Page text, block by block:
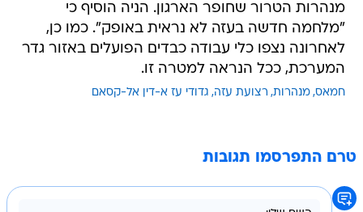
מנהרות הטרור שחופר הארגון. הניה הוסיף כי
"מלחמה חדשה בעזה לא נראית באופק". כמו כן,
לאחרונה נצפו כלי עבודה כבדים הפועלים באזור גדר
המערכת, ככל הנראה למטרה זו.
חמאס מנהרות רצועת עזה גדודי עז א-דין אל-קסאם
טרם התפרסמו תגובות